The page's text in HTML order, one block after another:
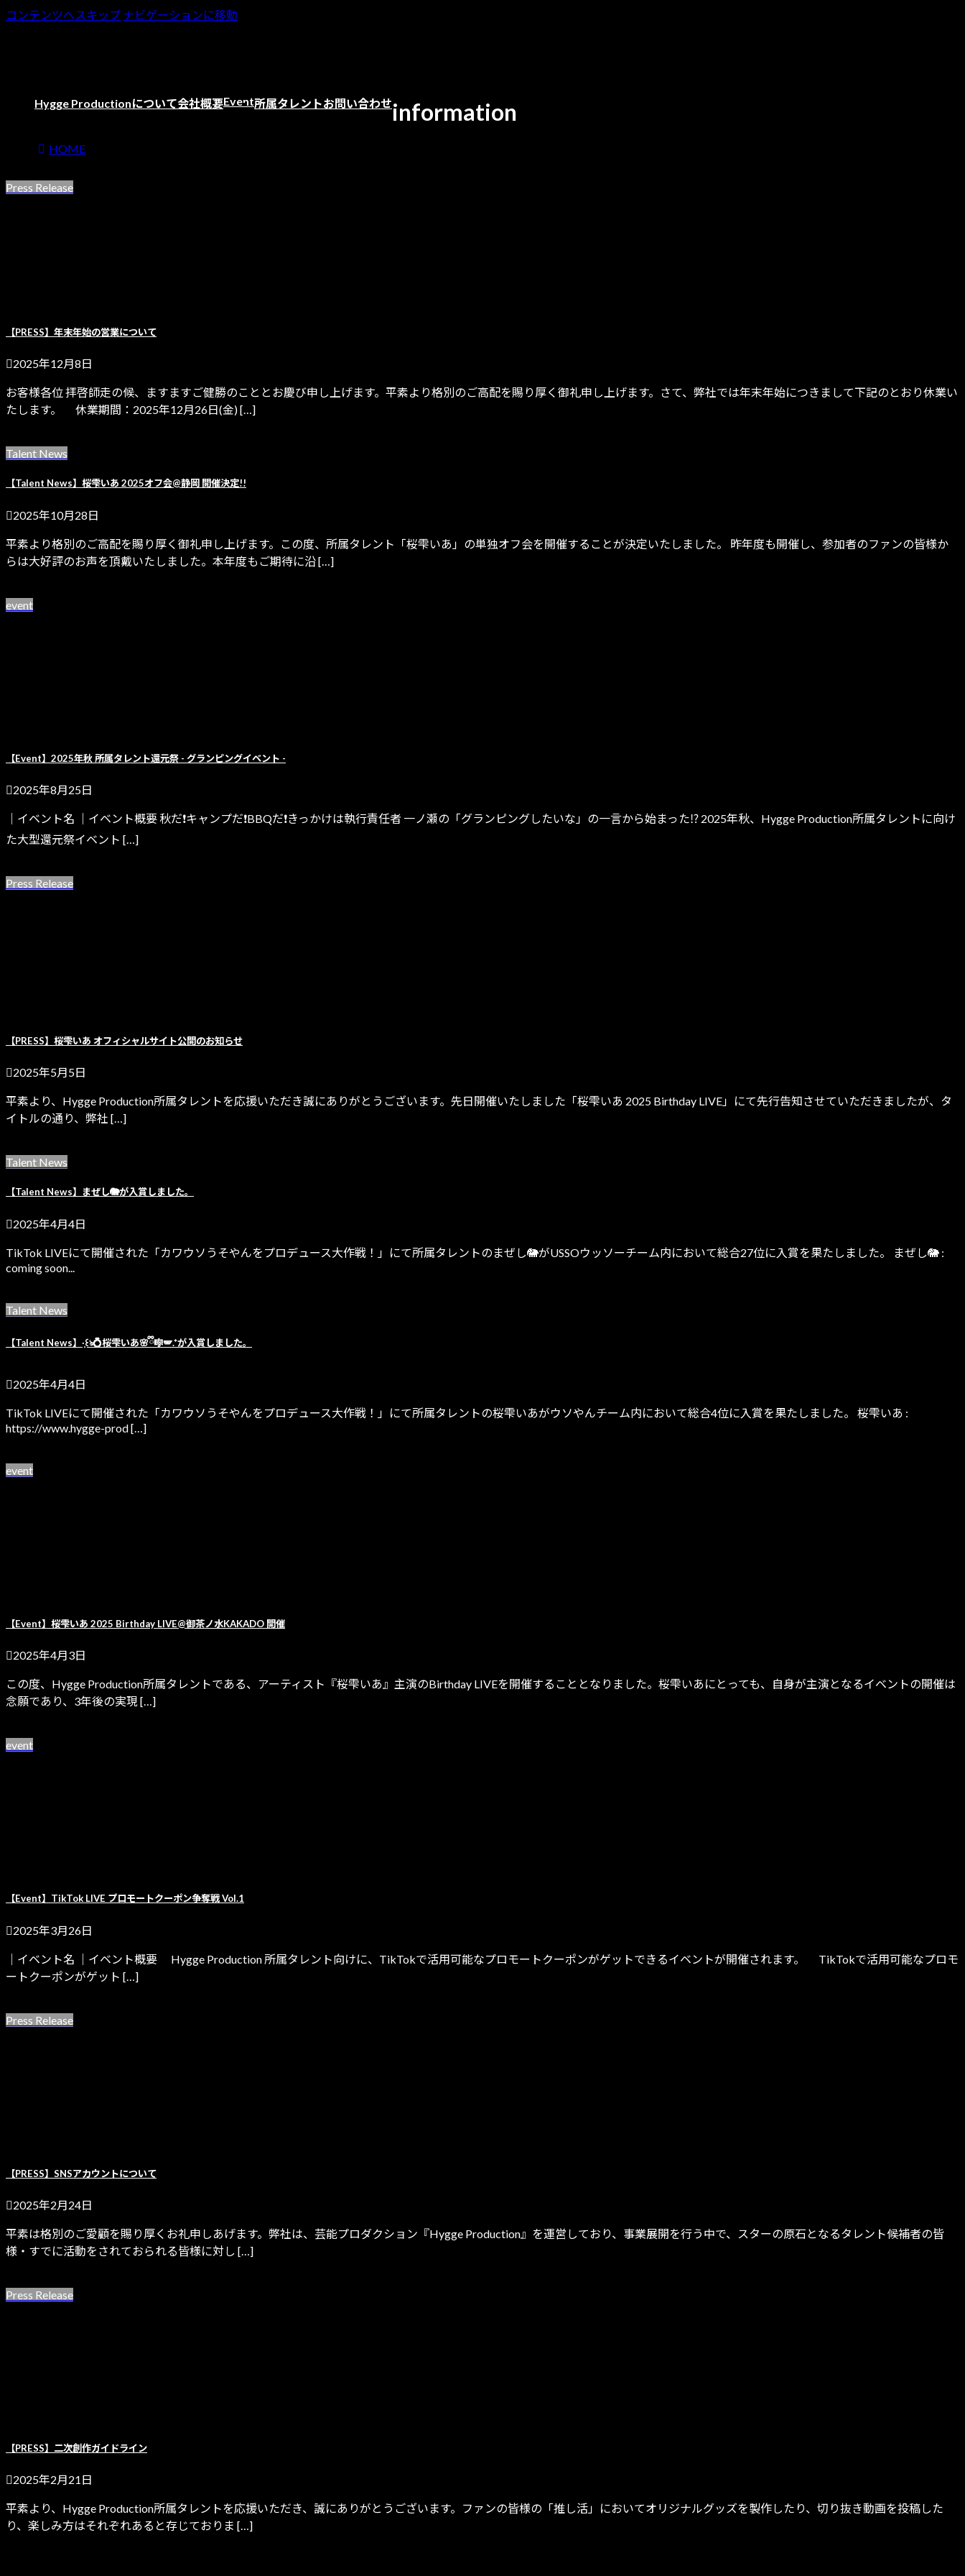
コンテンツへスキップ ナビゲーションに移動
Hygge Productionについて会社概要Event所属タレントお問い合わせinformation
HOME
Press Release
【PRESS】年末年始の営業について
2025年12月8日
お客様各位 拝啓師走の候、ますますご健勝のこととお慶び申し上げます。平素より格別のご高配を賜り厚く御礼申し上げます。さて、弊社では年末年始につきまして下記のとおり休業い
たします。 休業期間：2025年12月26日(金) […]
Talent News
【Talent News】桜雫いあ 2025オフ会@静岡 開催決定!!
2025年10月28日
平素より格別のご高配を賜り厚く御礼申し上げます。この度、所属タレント「桜雫いあ」の単独オフ会を開催することが決定いたしました。 昨年度も開催し、参加者のファンの皆様か
らは大好評のお声を頂戴いたしました。本年度もご期待に沿 […]
event
【Event】2025年秋 所属タレント還元祭 - グランピングイベント -
2025年8月25日
｜イベント名 ｜イベント概要 秋だ❗キャンプだ❗BBQだ❗きっかけは執行責任者 一ノ瀬の「グランピングしたいな」の一言から始まった⁉️ 2025年秋、Hygge Production所属タレントに向け
た大型還元祭イベント […]
Press Release
【PRESS】桜雫いあ オフィシャルサイト公開のお知らせ
2025年5月5日
平素より、Hygge Production所属タレントを応援いただき誠にありがとうございます。先日開催いたしました「桜雫いあ 2025 Birthday LIVE」にて先行告知させていただきましたが、タ
イトルの通り、弊社 […]
Talent News
【Talent News】まぜし🐘が入賞しました。
2025年4月4日
TikTok LIVEにて開催された「カワウソうそやんをプロデュース大作戦！」にて所属タレントのまぜし🐘がUSSOウッソーチーム内において総合27位に入賞を果たしました。 まぜし🐘 :
coming soon...
Talent News
【Talent News】·̩͙꒰ঌ💍桜雫いあ🌸ྀི🎼🪽.*が入賞しました。
2025年4月4日
TikTok LIVEにて開催された「カワウソうそやんをプロデュース大作戦！」にて所属タレントの桜雫いあがウソやんチーム内において総合4位に入賞を果たしました。 桜雫いあ :
https://www.hygge-prod […]
event
【Event】桜雫いあ 2025 Birthday LIVE@御茶ノ水KAKADO 開催
2025年4月3日
この度、Hygge Production所属タレントである、アーティスト『桜雫いあ』主演のBirthday LIVEを開催することとなりました。桜雫いあにとっても、自身が主演となるイベントの開催は
念願であり、3年後の実現 […]
event
【Event】TikTok LIVE プロモートクーポン争奪戦 Vol.1
2025年3月26日
｜イベント名 ｜イベント概要 Hygge Production 所属タレント向けに、TikTokで活用可能なプロモートクーポンがゲットできるイベントが開催されます。 TikTokで活用可能なプロモ
ートクーポンがゲット […]
Press Release
【PRESS】SNSアカウントについて
2025年2月24日
平素は格別のご愛顧を賜り厚くお礼申しあげます。弊社は、芸能プロダクション『Hygge Production』を運営しており、事業展開を行う中で、スターの原石となるタレント候補者の皆
様・すでに活動をされておられる皆様に対し […]
Press Release
【PRESS】二次創作ガイドライン
2025年2月21日
平素より、Hygge Production所属タレントを応援いただき、誠にありがとうございます。ファンの皆様の「推し活」においてオリジナルグッズを製作したり、切り抜き動画を投稿した
り、楽しみ方はそれぞれあると存じておりま […]